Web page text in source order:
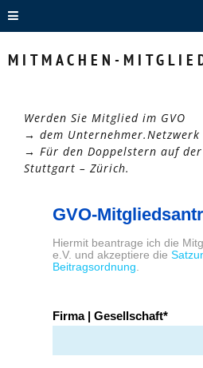
MITMACHEN-
Werden Sie Mitglied im GVO
→ dem Unternehmer.Netzwerk
→ Für den Doppelstern auf
Stuttgart – Zürich.
GVO-
Hiermit beantrage ich die
e.V. und akzeptiere die
Beitragsordnung
Firma | Gesellschaft